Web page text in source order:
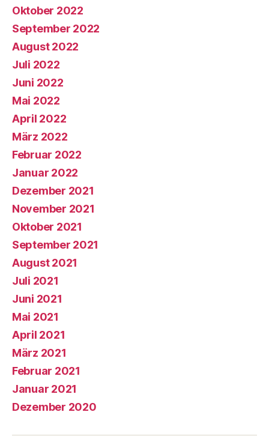
Oktober 2022
September 2022
August 2022
Juli 2022
Juni 2022
Mai 2022
April 2022
März 2022
Februar 2022
Januar 2022
Dezember 2021
November 2021
Oktober 2021
September 2021
August 2021
Juli 2021
Juni 2021
Mai 2021
April 2021
März 2021
Februar 2021
Januar 2021
Dezember 2020